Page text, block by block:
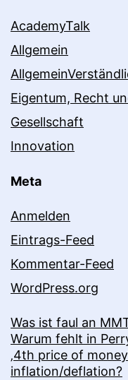
AcademyTalk
Allgemein
Eigentum, Recht
Gesellschaft
Innovation
Meta
Anmelden
Eintrags-Feed
Kommentar-Feed
WordPress.org
Was ist faul an
Warum fehlt in
‚4th price of
inflation/deflation?